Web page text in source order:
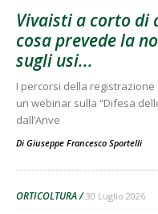
Vivaisti a corto di
cosa prevede la
sugli usi...
I percorsi della
un webinar sulla “Difesa
dall’Anve
Di Giuseppe Francesco Sportelli
ORTICOLTURA 30 Luglio 2026